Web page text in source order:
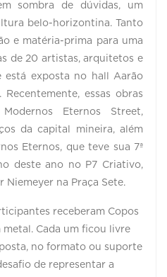
sombra de dúvidas, um
belo-horizontina. Tanto
e matéria-prima para uma
de 20 artistas, arquitetos e
está exposta no hall Aarão
essas obras
Eternos Street,
da capital mineira, além
Eternos, que teve sua 7ª
deste ano no P7 Criativo,
Niemeyer na Praça Sete.
receberam Copos
Cada um ficou livre
no formato ou suporte
de representar a